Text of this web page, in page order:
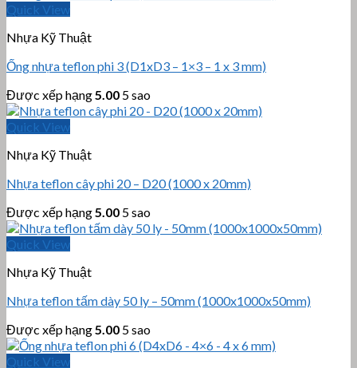
Quick View
Nhựa Kỹ Thuật
Ống nhựa teflon phi 3 (D1xD3 – 1×3 – 1 x 3 mm)
Được xếp hạng 5.00 5 sao
Quick View
Nhựa Kỹ Thuật
Nhựa teflon cây phi 20 – D20 (1000 x 20mm)
Được xếp hạng 5.00 5 sao
Quick View
Nhựa Kỹ Thuật
Nhựa teflon tấm dày 50 ly – 50mm (1000x1000x50mm)
Được xếp hạng 5.00 5 sao
Quick View